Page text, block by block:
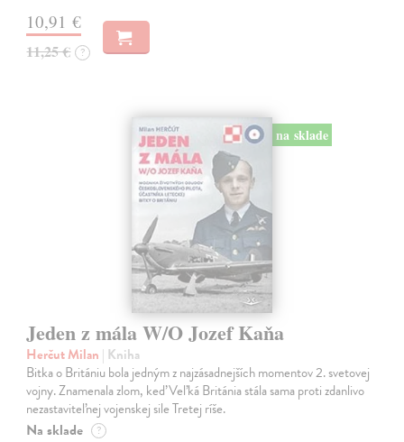
10,91 €
11,25 € ?
na sklade
Jeden z mála W/O Jozef Kaňa
Herčut Milan | Kniha
Bitka o Britániu bola jedným z najzásadnejších momentov 2. svetovej
vojny. Znamenala zlom, keď Veľká Británia stála sama proti zdanlivo
nezastaviteľnej vojenskej sile Tretej ríše.
Na sklade ?